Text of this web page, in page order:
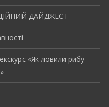
ДАЙДЖЕСТ
«Як ловили рибу